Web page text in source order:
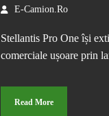
E-Camion.ro
Stellantis Pro One își
comerciale ușoare prin
Read More